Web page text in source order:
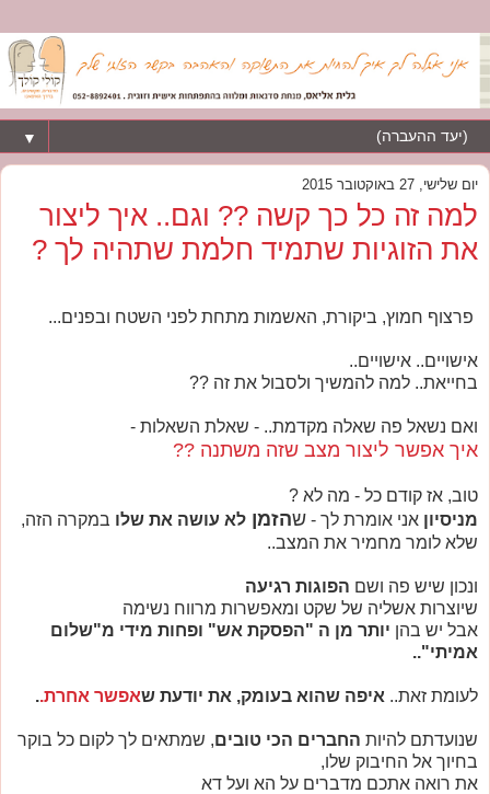
▼
יום שלישי, 27 באוקטובר 2015
למה זה כל כך קשה ?? וגם.. איך ליצור
את הזוגיות שתמיד חלמת שתהיה לך ?
פרצוף חמוץ, ביקורת, האשמות מתחת לפני השטח ובפנים...
אישויים.. אישויים..
בחייאת.. למה להמשיך ולסבול את זה ??
ואם נשאל פה שאלה מקדמת.. - שאלת השאלות -
איך אפשר ליצור מצב שזה משתנה ??
טוב, אז קודם כל - מה לא ?
מניסיון אני אומרת לך - שהזמן לא עושה את שלו במקרה הזה,
שלא לומר מחמיר את המצב..
ונכון שיש פה ושם הפוגות רגיעה
שיוצרות אשליה של שקט ומאפשרות מרווח נשימה
אבל יש בהן יותר מן ה "הפסקת אש" ופחות מידי מ"שלום
אמיתי"..
לעומת זאת.. איפה שהוא בעומק, את יודעת שאפשר אחרת..
שנועדתם להיות החברים הכי טובים, שמתאים לך לקום כל בוקר
בחיוך אל החיבוק שלו,
את רואה אתכם מדברים על הא ועל דא